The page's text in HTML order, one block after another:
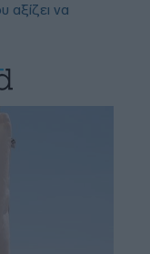
αξίζει να